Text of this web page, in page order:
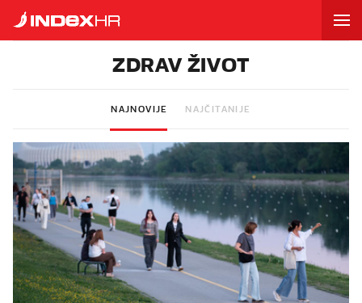
ZDRAV ŽIVOT
NAJNOVIJE NAJČITANIJE